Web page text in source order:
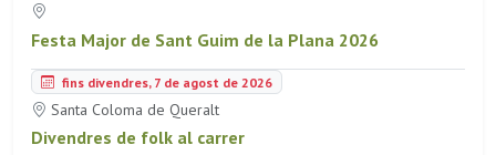
Festa Major de Sant Guim de la Plana 2026
fins divendres, 7 de agost de 2026
Santa Coloma de Queralt
Divendres de folk al carrer